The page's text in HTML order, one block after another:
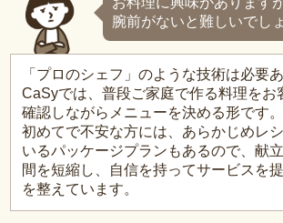
腕前がないと難しいでし
「プロのシェフ」のような技術は必要
CaSyでは、普段ご家庭で作る料理をお
確認しながらメニューを決める形です。
初めてで不安な方には、あらかじめレ
いるパッケージプランもあるので、献
間を短縮し、自信を持ってサービスを
を整えています。